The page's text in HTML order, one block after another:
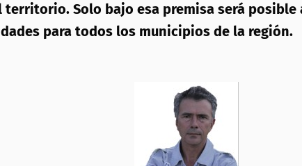
Solo bajo esa premisa será
para todos los municipios de la región.